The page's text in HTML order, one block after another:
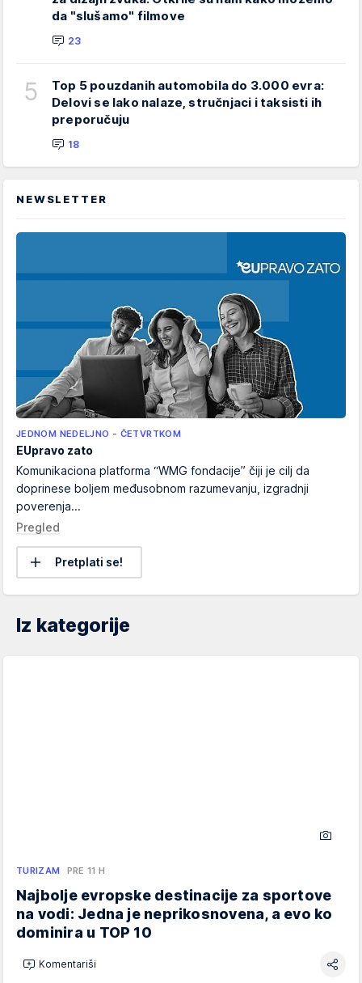
da "slušamo" filmove
23
5
Top 5 pouzdanih automobila do 3.000 evra:
Delovi se lako nalaze, stručnjaci i taksisti ih
preporučuju
18
NEWSLETTER
JEDNOM NEDELJNO - ČETVRTKOM
EUpravo zato
Komunikaciona platforma “WMG fondacije” čiji je cilj da
doprinese boljem međusobnom razumevanju, izgradnji
poverenja...
Pregled
Pretplati se!
Iz kategorije
TURIZAM PRE 11 H
Najbolje evropske destinacije za sportove
na vodi: Jedna je neprikosnovena, a evo ko
dominira u TOP 10
Komentariši